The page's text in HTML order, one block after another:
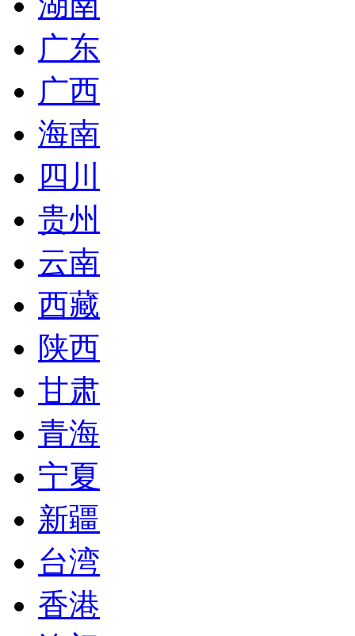
广东
广西
海南
四川
贵州
云南
西藏
陕西
甘肃
青海
宁夏
新疆
台湾
香港